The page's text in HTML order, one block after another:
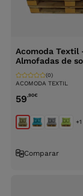
Acomoda Textil
Almofadas de
ACOMODA TEXTIL
(0)
59,90€
+1
Comparar